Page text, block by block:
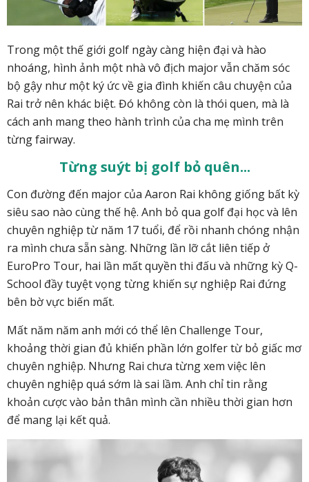
Trong một thế giới golf ngày càng hiện đại và hào
nhoáng, hình ảnh một nhà vô địch major vẫn chăm sóc
bộ gậy như một ký ức về gia đình khiến câu chuyện của
Rai trở nên khác biệt. Đó không còn là thói quen, mà là
cách anh mang theo hành trình của cha mẹ mình trên
từng fairway.
Từng suýt bị golf bỏ quên...
Con đường đến major của Aaron Rai không giống bất kỳ
siêu sao nào cùng thế hệ. Anh bỏ qua golf đại học và lên
chuyên nghiệp từ năm 17 tuổi, để rồi nhanh chóng nhận
ra mình chưa sẵn sàng. Những lần lỡ cắt liên tiếp ở
EuroPro Tour, hai lần mất quyền thi đấu và những kỳ Q-
School đầy tuyệt vọng từng khiến sự nghiệp Rai đứng
bên bờ vực biến mất.
Mất năm năm anh mới có thể lên Challenge Tour,
khoảng thời gian đủ khiến phần lớn golfer từ bỏ giấc mơ
chuyên nghiệp. Nhưng Rai chưa từng xem việc lên
chuyên nghiệp quá sớm là sai lầm. Anh chỉ tin rằng
khoản cược vào bản thân mình cần nhiều thời gian hơn
để mang lại kết quả.